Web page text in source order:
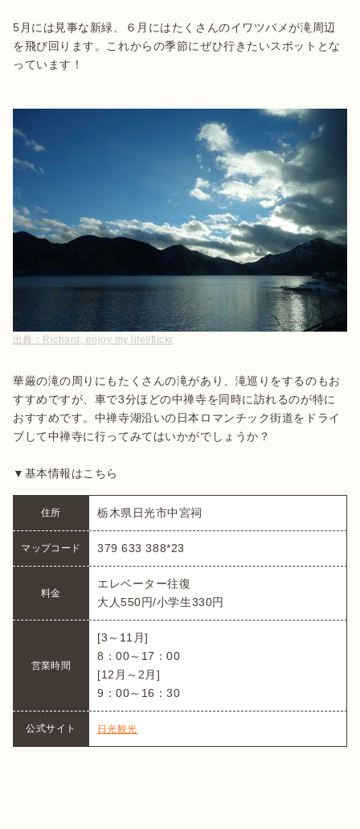
5月には見事な新緑、６月にはたくさんのイワツバメが滝周辺
を飛び回ります。これからの季節にぜひ行きたいスポットとな
っています！
出典： Richard, enjoy my life!/flickr
華厳の滝の周りにもたくさんの滝があり、滝巡りをするのもお
すすめですが、車で3分ほどの中禅寺を同時に訪れるのが特に
おすすめです。中禅寺湖沿いの日本ロマンチック街道をドライ
ブして中禅寺に行ってみてはいかがでしょうか？
▼基本情報はこちら
栃木県日光市中宮祠
マップコード 379 633 388*23
料金
エレベーター往復
大人550円/小学生330円
営業時間
[3～11月]
8：00～17：00
[12月～2月]
9：00～16：30
公式サイト 日光観光